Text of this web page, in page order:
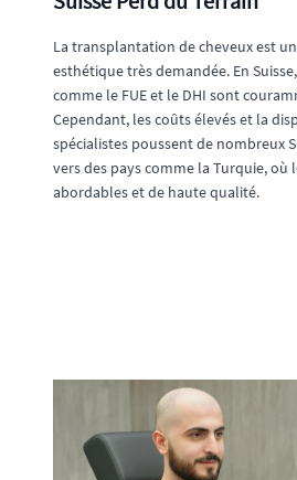
La transplantation de cheveux est
esthétique très demandée. En
comme le FUE et le DHI sont
Cependant, les coûts élevés et la
spécialistes poussent de nombreux
vers des pays comme la Turquie, où
abordables et de haute qualité.